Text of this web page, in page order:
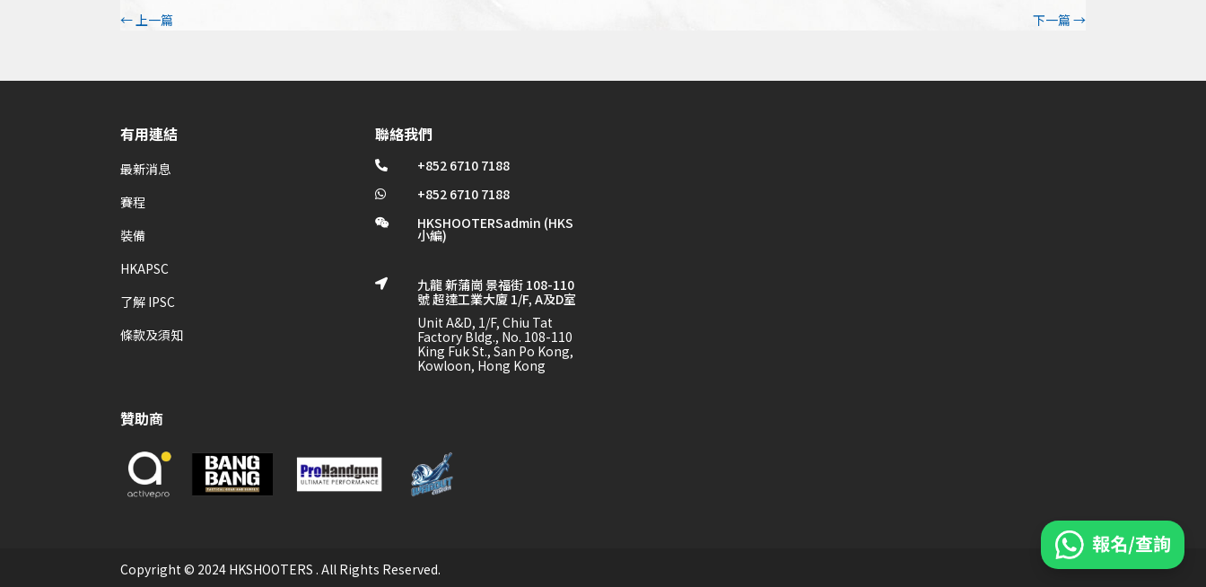
←上一篇 下一篇→
有用連結
最新消息
賽程
裝備
HKAPSC
了解 IPSC
條款及須知
聯絡我們
 +852 6710 7188
 +852 6710 7188
 HKSHOOTERSadmin (HKS
小編)

九龍 新蒲崗 景福街 108-110
號 超達工業大廈 1/F, A及D室
Unit A&D, 1/F, Chiu Tat
Factory Bldg., No. 108-110
King Fuk St., San Po Kong,
Kowloon, Hong Kong
贊助商
Copyright © 2024 HKSHOOTERS . All Rights Reserved.